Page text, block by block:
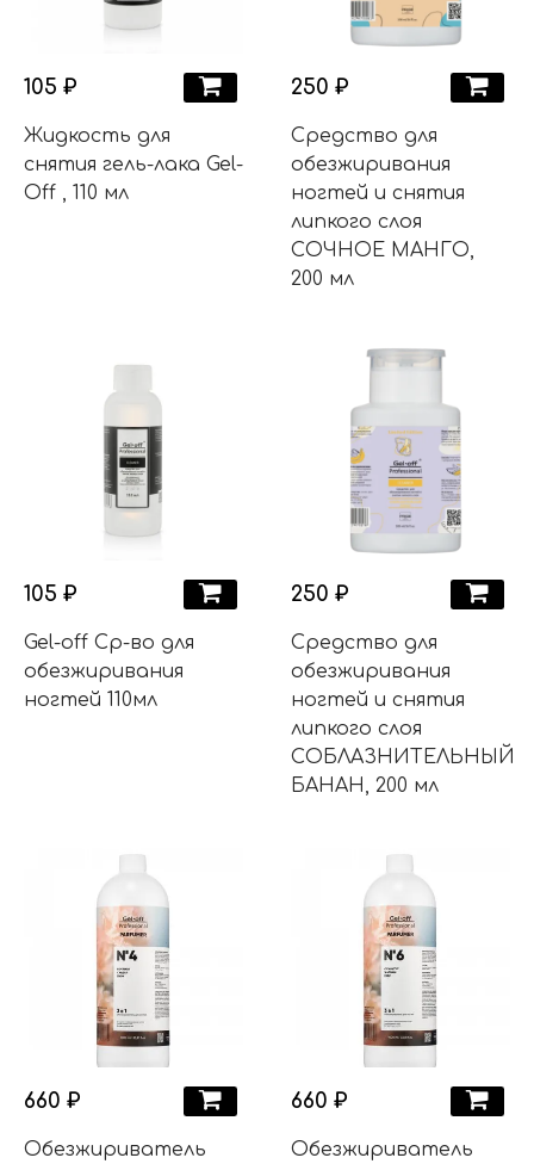
105 ₽
Жидкость для
снятия гель-лака Gel-
Off , 110 мл
250 ₽
Средство для
обезжиривания
ногтей и снятия
липкого слоя
СОЧНОЕ МАНГО,
200 мл
105 ₽
Gel-off Ср-во для
обезжиривания
ногтей 110мл
250 ₽
Средство для
обезжиривания
ногтей и снятия
липкого слоя
СОБЛАЗНИТЕЛЬНЫЙ
БАНАН, 200 мл
660 ₽
Обезжириватель
660 ₽
Обезжириватель